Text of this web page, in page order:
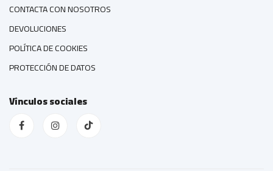
CONTACTA CON NOSOTROS
DEVOLUCIONES
POLÍTICA DE COOKIES
PROTECCIÓN DE DATOS
Vínculos sociales